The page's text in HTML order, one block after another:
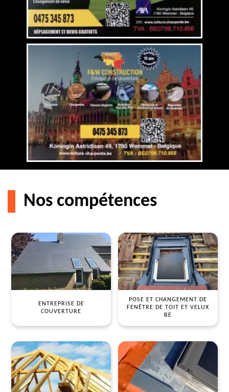
Nos compétences
ENTREPRISE DE
COUVERTURE
POSE ET CHANGEMENT DE
FENÊTRE DE TOIT ET VELUX
BE